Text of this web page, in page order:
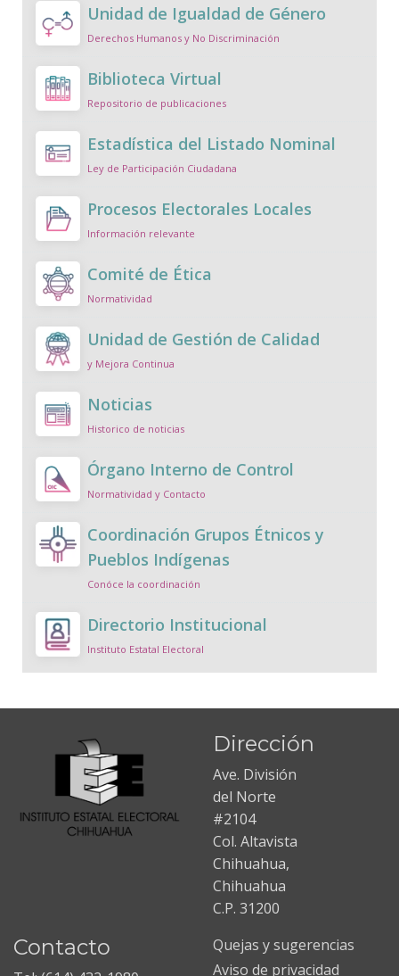
Unidad de Igualdad de Género
Derechos Humanos y No Discriminación
Biblioteca Virtual
Repositorio de publicaciones
Estadística del Listado Nominal
Ley de Participación Ciudadana
Procesos Electorales Locales
Información relevante
Comité de Ética
Normatividad
Unidad de Gestión de Calidad
y Mejora Continua
Noticias
Historico de noticias
Órgano Interno de Control
Normatividad y Contacto
Coordinación Grupos Étnicos y
Pueblos Indígenas
Conóce la coordinación
Directorio Institucional
Instituto Estatal Electoral
Dirección
Ave. División
del Norte
#2104
Col. Altavista
Chihuahua,
Chihuahua
C.P. 31200
Contacto
Quejas y sugerencias
Aviso de privacidad